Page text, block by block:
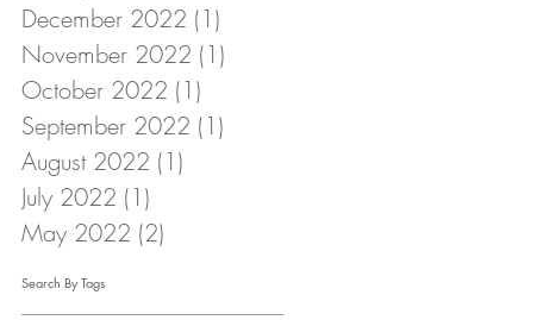
December 2022 (1)
November 2022 (1)
October 2022 (1)
September 2022 (1)
August 2022 (1)
July 2022 (1)
May 2022 (2)
Search By Tags